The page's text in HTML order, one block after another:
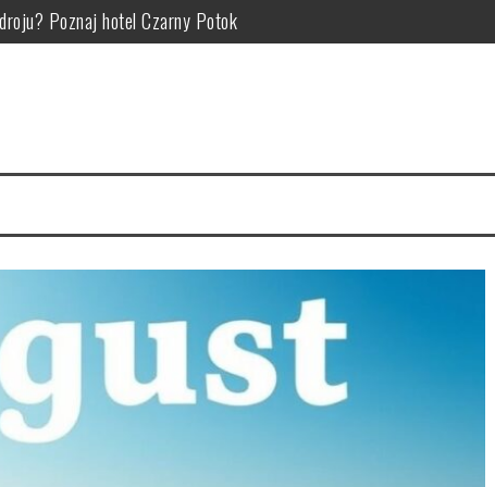
Poznaj hotel Czarny Potok
polega, kiedy pomaga i jak go wykonywać w ramach rehabilitacji
i pomysły na rodzinne wyprawy w góry
okolicy – jak wybrać nocleg pod kątem atrakcji i relaksu?
od czego zależy cena noclegów i atrakcji turystycznych